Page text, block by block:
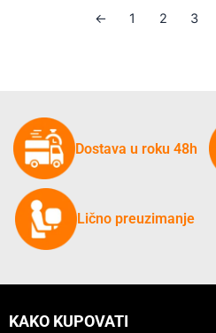
← 1 2 3
Dostava u roku 48h
Lično preuzimanje
KAKO KUPOVATI